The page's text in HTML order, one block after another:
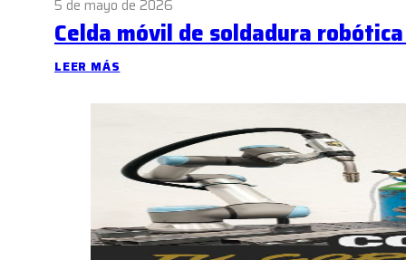
5 de mayo de 2026
Celda móvil de soldadura robótica
LEER MÁS